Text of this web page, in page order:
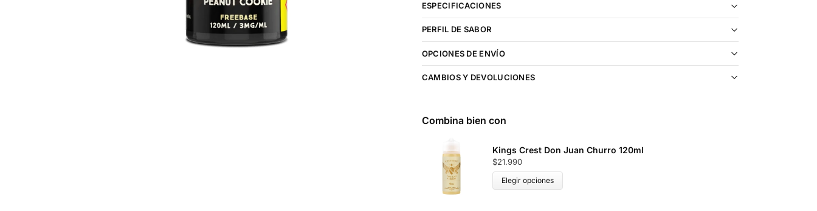
ESPECIFICACIONES
PERFIL DE SABOR
OPCIONES DE ENVÍO
CAMBIOS Y DEVOLUCIONES
Combina bien con
Kings Crest Don Juan Churro 120ml
$21.990
Elegir opciones